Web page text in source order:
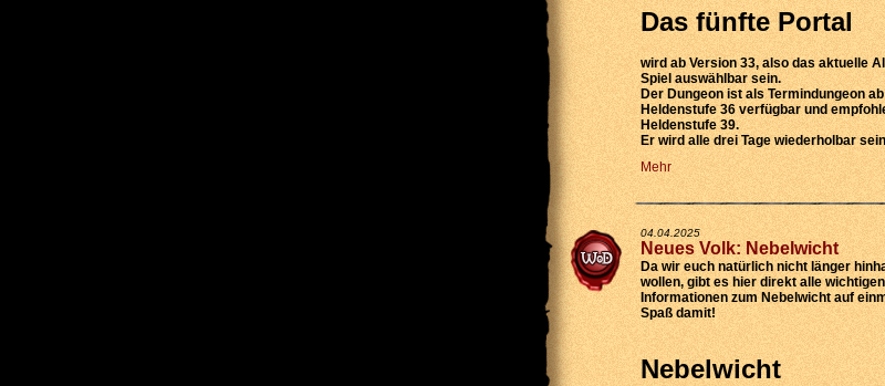
Das fünfte Portal
wirdab Version 33, also das aktuelle
Spiel auswählbar sein.
Der Dungeon ist alsTermindungeon ab
Heldenstufe 36 verfügbar und
Heldenstufe 39.
Er wirdalle drei Tage wiederholbar
Mehr
04.04.2025
Neues Volk: Nebelwicht
Da wir euch natürlich nicht länger
wollen, gibt es hier direkt alle wichtigen
Informationen zum Nebelwicht auf
Spaß damit!
Nebelwicht